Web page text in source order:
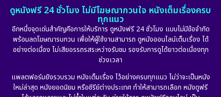
ดูหนังฟรี 24 ชั่วโมง ไม่มีโฆษณากวนใจ หนังเต็มเรื่องครบ
ทุกแนว
อีกหนึ่งจุดเด่นสำคัญคือการให้บริการ ดูหนังฟรี 24 ชั่วโมง แบบไม่มีข้อจำกัด
พร้อมลดโฆษณารบกวน เพื่อให้ผู้ใช้งานสามารถ ดูหนังออนไลน์เต็มเรื่อง ได้
อย่างต่อเนื่อง ไม่เสียอรรถรสระหว่างรับชม รองรับการดูได้ยาวต่อเนื่องทุก
ช่วงเวลา
แพลตฟอร์มยังรวบรวม หนังเต็มเรื่อง ไว้อย่างครบทุกแนว ไม่ว่าจะเป็นหนัง
ใหม่ล่าสุด หนังยอดนิยม หรือซีรีย์ต่างประเทศ ทำให้สามารถเลือก หนังดูฟรี